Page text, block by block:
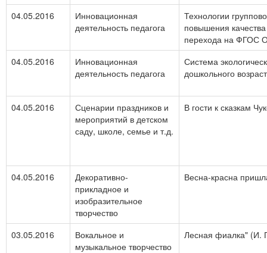
04.05.2016
Инновационная
деятельность педагога
Технологии
повышения
перехода на ФГОС
04.05.2016
Инновационная
деятельность педагога
Система
дошкольного
04.05.2016
Сценарии праздников и
мероприятий в детском
саду, школе, семье и т.д.
В гости к сказкам
04.05.2016
Декоративно-
прикладное и
изобразительное
творчество
Весна-красна
03.05.2016
Вокальное и
музыкальное творчество
Лесная фиалка" (И.